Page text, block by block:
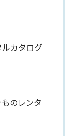
カタログ
のレンタ